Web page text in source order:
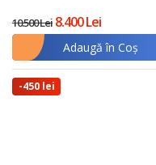
10.500 Lei 8.400 Lei
Adaugă în Coş
-450 lei